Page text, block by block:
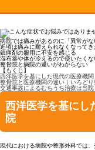
病院では痛みがあるのに「異常が
近頃は痛みに耐えられなくなってき
鎮痛剤の服用に不安を感じる
湿布薬や体が冷えるので使いたくな
整骨院と病院の違いがわからない
【もくじ】
西洋医学を基にした現代の医療機
整骨院と医療機関の違い｜いろどり
交通事故によるむちうち治療は当
西洋医学を基にし
院
現代における病院や整形外科では